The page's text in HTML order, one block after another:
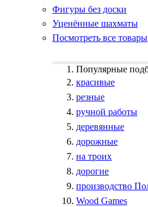
Фигуры без доски
Уценённые шахматы
Посмотреть все товары
Популярные
красивые
резные
ручной работы
деревянные
дорожные
на троих
дорогие
производство
Wood Games